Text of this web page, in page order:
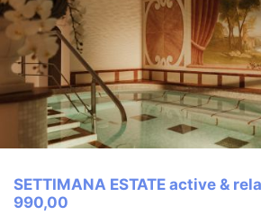
Il Colbricon è il luogo ideale per
week end di benessere e relax in un
elegante, con la possibilità di unire
una coccola nel centro benessere.
SETTIMANA ESTATE active &
990,00